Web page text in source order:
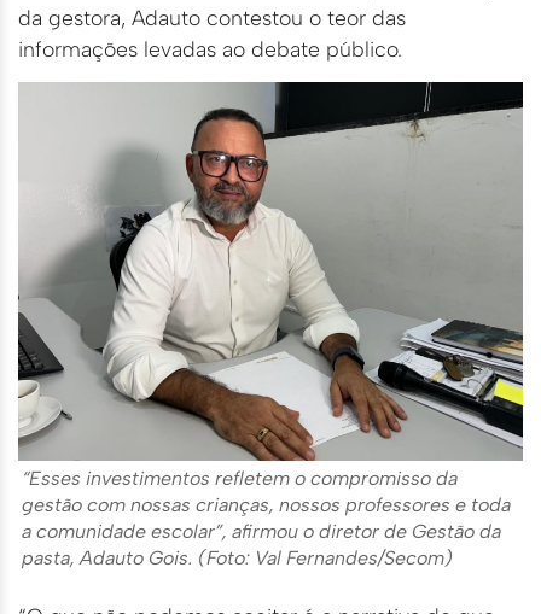
da gestora, Adauto contestou o teor das
informações levadas ao debate público.
“Esses investimentos refletem o compromisso da
gestão com nossas crianças, nossos professores e toda
a comunidade escolar”, afirmou o diretor de Gestão da
pasta, Adauto Gois. (Foto: Val Fernandes/Secom)